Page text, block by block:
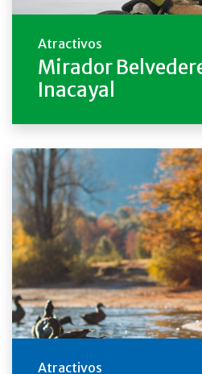
Atractivos
Mirador
Inacayal
Atractivos